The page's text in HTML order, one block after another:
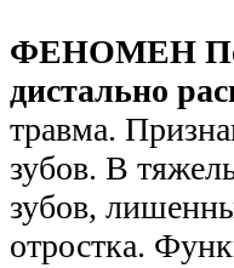
ФЕНОМЕН
дистально
травма.
зубов. В
зубов,
отростка.